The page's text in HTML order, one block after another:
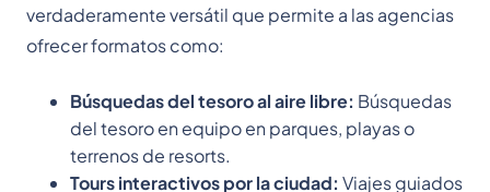
verdaderamente versátil que permite a las agencias
ofrecer formatos como:
Búsquedas del tesoro al aire libre: Búsquedas
del tesoro en equipo en parques, playas o
terrenos de resorts.
Tours interactivos por la ciudad: Viajes guiados